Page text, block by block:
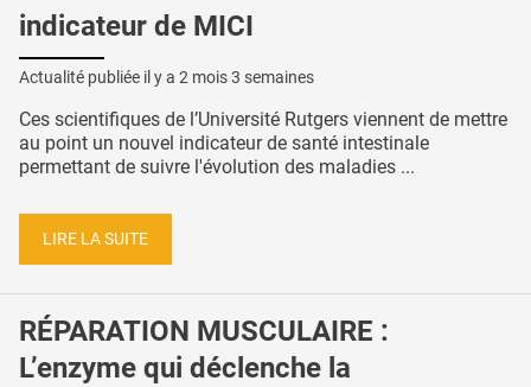
indicateur de MICI
Actualité publiée il y a 2 mois 3 semaines
Ces scientifiques de l’Université Rutgers viennent de mettre
au point un nouvel indicateur de santé intestinale
permettant de suivre l'évolution des maladies ...
LIRE LA SUITE
RÉPARATION MUSCULAIRE :
L’enzyme qui déclenche la